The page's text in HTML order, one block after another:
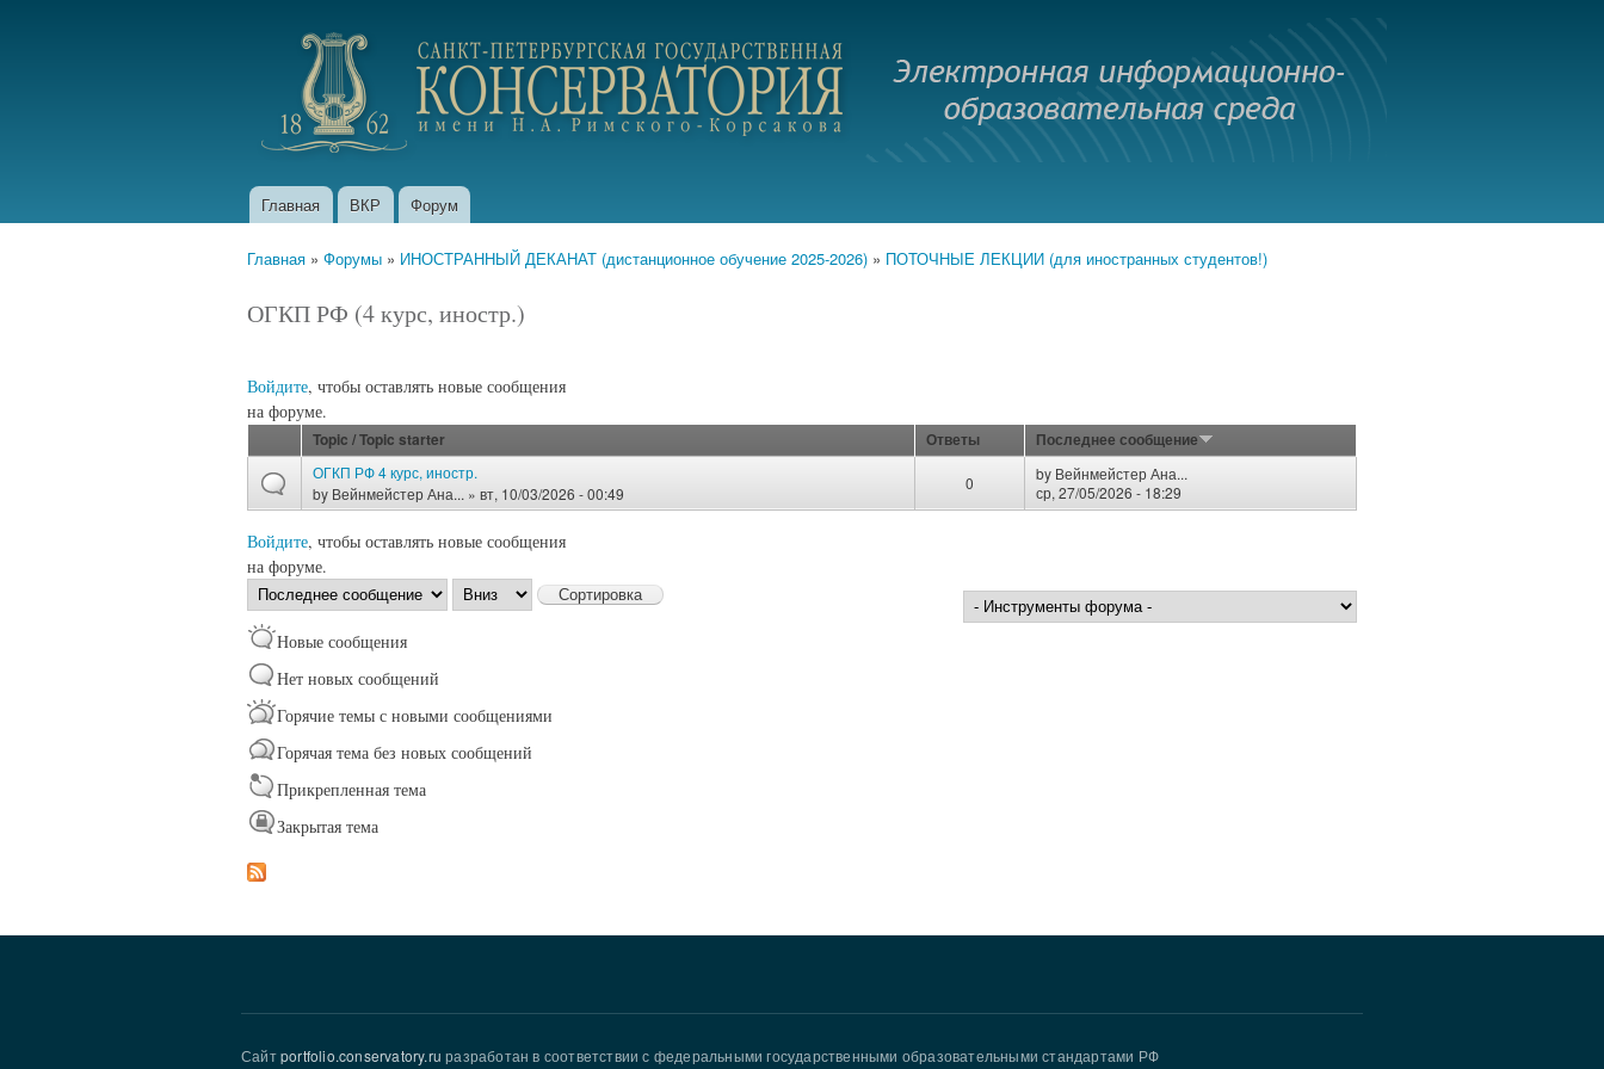
основному
содержанию
portfolio.conservatory.ru
Главное меню
Главная ВКР Форум
Главная » Форумы » ИНОСТРАННЫЙ ДЕКАНАТ (дистанционное обучение 2025-2026) » ПОТОЧНЫЕ ЛЕКЦИИ (для иностранных студентов!)
ОГКП РФ (4 курс, иностр.)
Войдите, чтобы оставлять новые сообщения
на форуме.
Topic / Topic starter Ответы
Последнее сообщение
ОГКП РФ 4 курс, иностр.
by Вейнмейстер Ана... » вт, 10/03/2026 - 00:49
0 by Вейнмейстер Ана...
ср, 27/05/2026 - 18:29
Войдите, чтобы оставлять новые сообщения
на форуме.
Сортировка
по
Сортировка
Новые сообщения
Нет новых сообщений
Горячие темы с новыми сообщениями
Горячая тема без новых сообщений
Прикрепленная тема
Закрытая тема
Сайтportfolio.conservatory.ru разработан в соответствии с федеральными государственными образовательными стандартами РФ